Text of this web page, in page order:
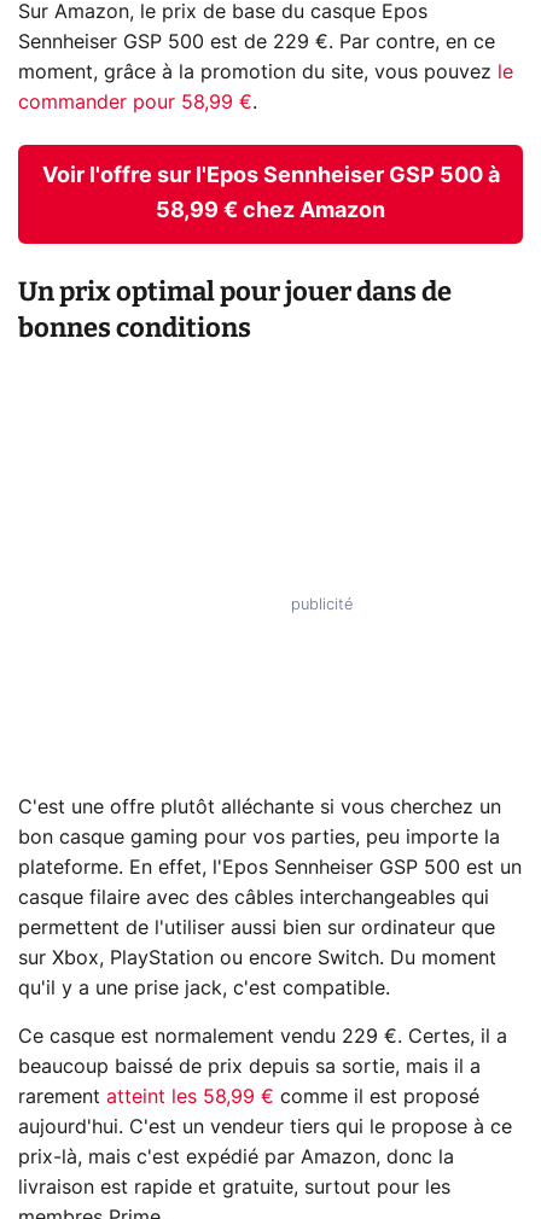
Sur Amazon, le prix de base du casque Epos
Sennheiser GSP 500 est de 229 €. Par contre, en ce
moment, grâce à la promotion du site, vous pouvez
le
commander pour 58,99 €.
Voir l'offre sur l'Epos Sennheiser GSP 500 à
58,99 € chez Amazon
Un prix optimal pour jouer dans de
bonnes conditions
C'est une offre plutôt alléchante si vous cherchez un
bon casque gaming pour vos parties, peu importe la
plateforme. En effet, l'Epos Sennheiser GSP 500 est un
casque filaire avec des câbles interchangeables qui
permettent de l'utiliser aussi bien sur ordinateur que
sur Xbox, PlayStation ou encore Switch. Du moment
qu'il y a une prise jack, c'est compatible.
Ce casque est normalement vendu 229 €. Certes, il a
beaucoup baissé de prix depuis sa sortie, mais il a
rarement atteint les 58,99 € comme il est proposé
aujourd'hui. C'est un vendeur tiers qui le propose à ce
prix-là, mais c'est expédié par Amazon, donc la
livraison est rapide et gratuite, surtout pour les